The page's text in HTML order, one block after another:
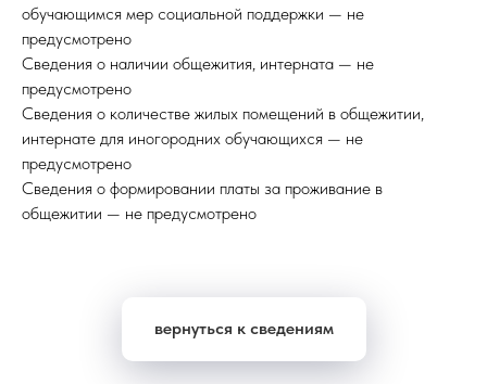
обучающимся мер социальной поддержки — не
предусмотрено
Сведения о наличии общежития, интерната — не
предусмотрено
Сведения о количестве жилых помещений в общежитии,
интернате для иногородних обучающихся — не
предусмотрено
Сведения о формировании платы за проживание в
общежитии — не предусмотрено
вернуться к сведениям